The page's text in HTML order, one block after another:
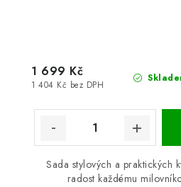
1 404 Kč bez DPH
1 699 Kč
Sada stylových a praktických
radost každému